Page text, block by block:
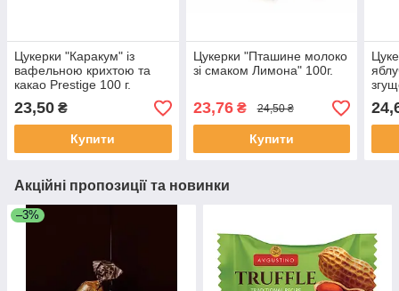
Цукерки "Каракум" із
вафельною крихтою та
какао Prestige 100 г.
23,50 ₴
Купити
Цукерки "Пташине молоко
зі смаком Лимона" 100г.
23,76₴ 24,50 ₴
Купити
Акційні пропозиції та новинки
–3%